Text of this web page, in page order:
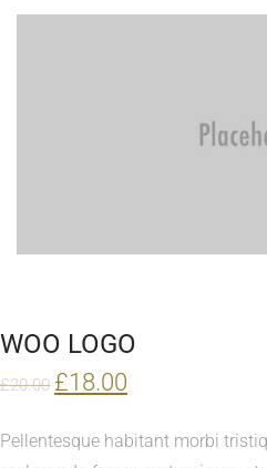
WOO LOGO
£20.00 £18.00
Pellentesque habitant morbi